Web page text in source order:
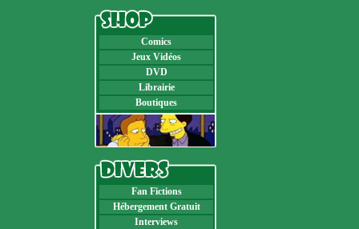
Comics
Jeux Vidéos
DVD
Librairie
Boutiques
Fan Fictions
Hébergement Gratuit
Interviews